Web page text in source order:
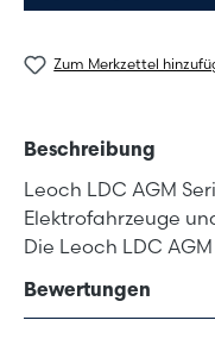
Zum Merkzettel
Beschreibung
Leoch LDC AGM
Elektrofahrzeuge
Die Leoch LDC
Bewertungen